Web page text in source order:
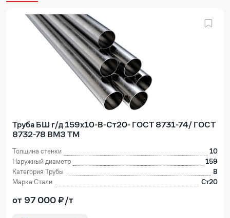
Труба БШ г/д 159х10-В-Ст20- ГОСТ 8731-74/ ГОСТ
8732-78 ВМЗ ТМ
Толщина стенки
10
Наружный диаметр
159
Категория Трубы
В
Марка Стали
Ст20
от 97 000 ₽/т